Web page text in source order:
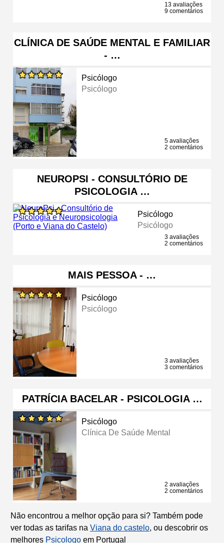
13 avaliações
9 comentários
CLÍNICA DE SAÚDE MENTAL E FAMILIAR
- …
Psicólogo
Psicólogo
5 avaliações
2 comentários
NEUROPSI - CONSULTÓRIO DE
PSICOLOGIA …
Psicólogo
Psicólogo
3 avaliações
2 comentários
MAIS PESSOA - …
Psicólogo
Psicólogo
3 avaliações
3 comentários
PATRÍCIA BACELAR - PSICOLOGIA …
Psicólogo
Clínica De Saúde Mental
2 avaliações
2 comentários
Não encontrou a melhor opção para si? Também pode
ver todas as tarifas na Viana do castelo, ou descobrir os
melhores Psicologo em Portugal